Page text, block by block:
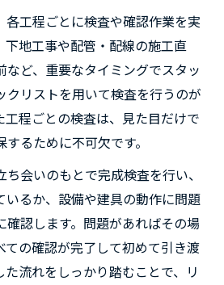
各工程ごとに検査や確認作業を実
下地工事や配管・配線の施工直
など、重要なタイミングでスタッ
クリストを用いて検査を行うのが
工程ごとの検査は、見た目だけで
るために不可欠です。
会いのもとで完成検査を行い、
いるか、設備や建具の動作に問題
確認します。問題があればその場
ての確認が完了して初めて引き渡
た流れをしっかり踏むことで、リ